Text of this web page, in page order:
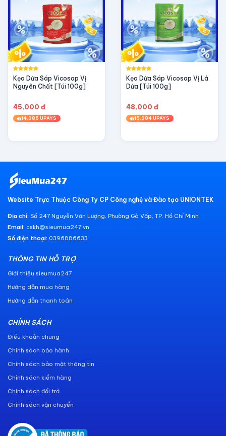
Kẹo Dừa Sáp Vicosap Vị
Nguyên Chất [Túi 100g]
45,000 đ
14,985 UPAYS
Kẹo Dừa Sáp Vicosap Vị Lá
Dứa [Túi 100g]
48,000 đ
15,984 UPAYS
Website Trực Thuộc Công Ty CP Công nghệ và Đào tạo UNIONTEK
Địa chỉ: Số 247 Nguyễn Văn Lượng, Phường Gò Vấp, TP. Hồ Chí Minh
Email: cskh@sieumua247.vn
Số điện thoại: 0396886633
THÔNG TIN HỖ TRỢ
Giới thiệu sieumua247
Hướng dẫn mua hàng
Hướng dẫn thanh toán
CHÍNH SÁCH
Điều khoản chung
Chính sách bảo hành
Chính sách bảo mật thông tin
Chính sách kiểm hàng
Chính sách đổi trả
Chính sách vận chuyển